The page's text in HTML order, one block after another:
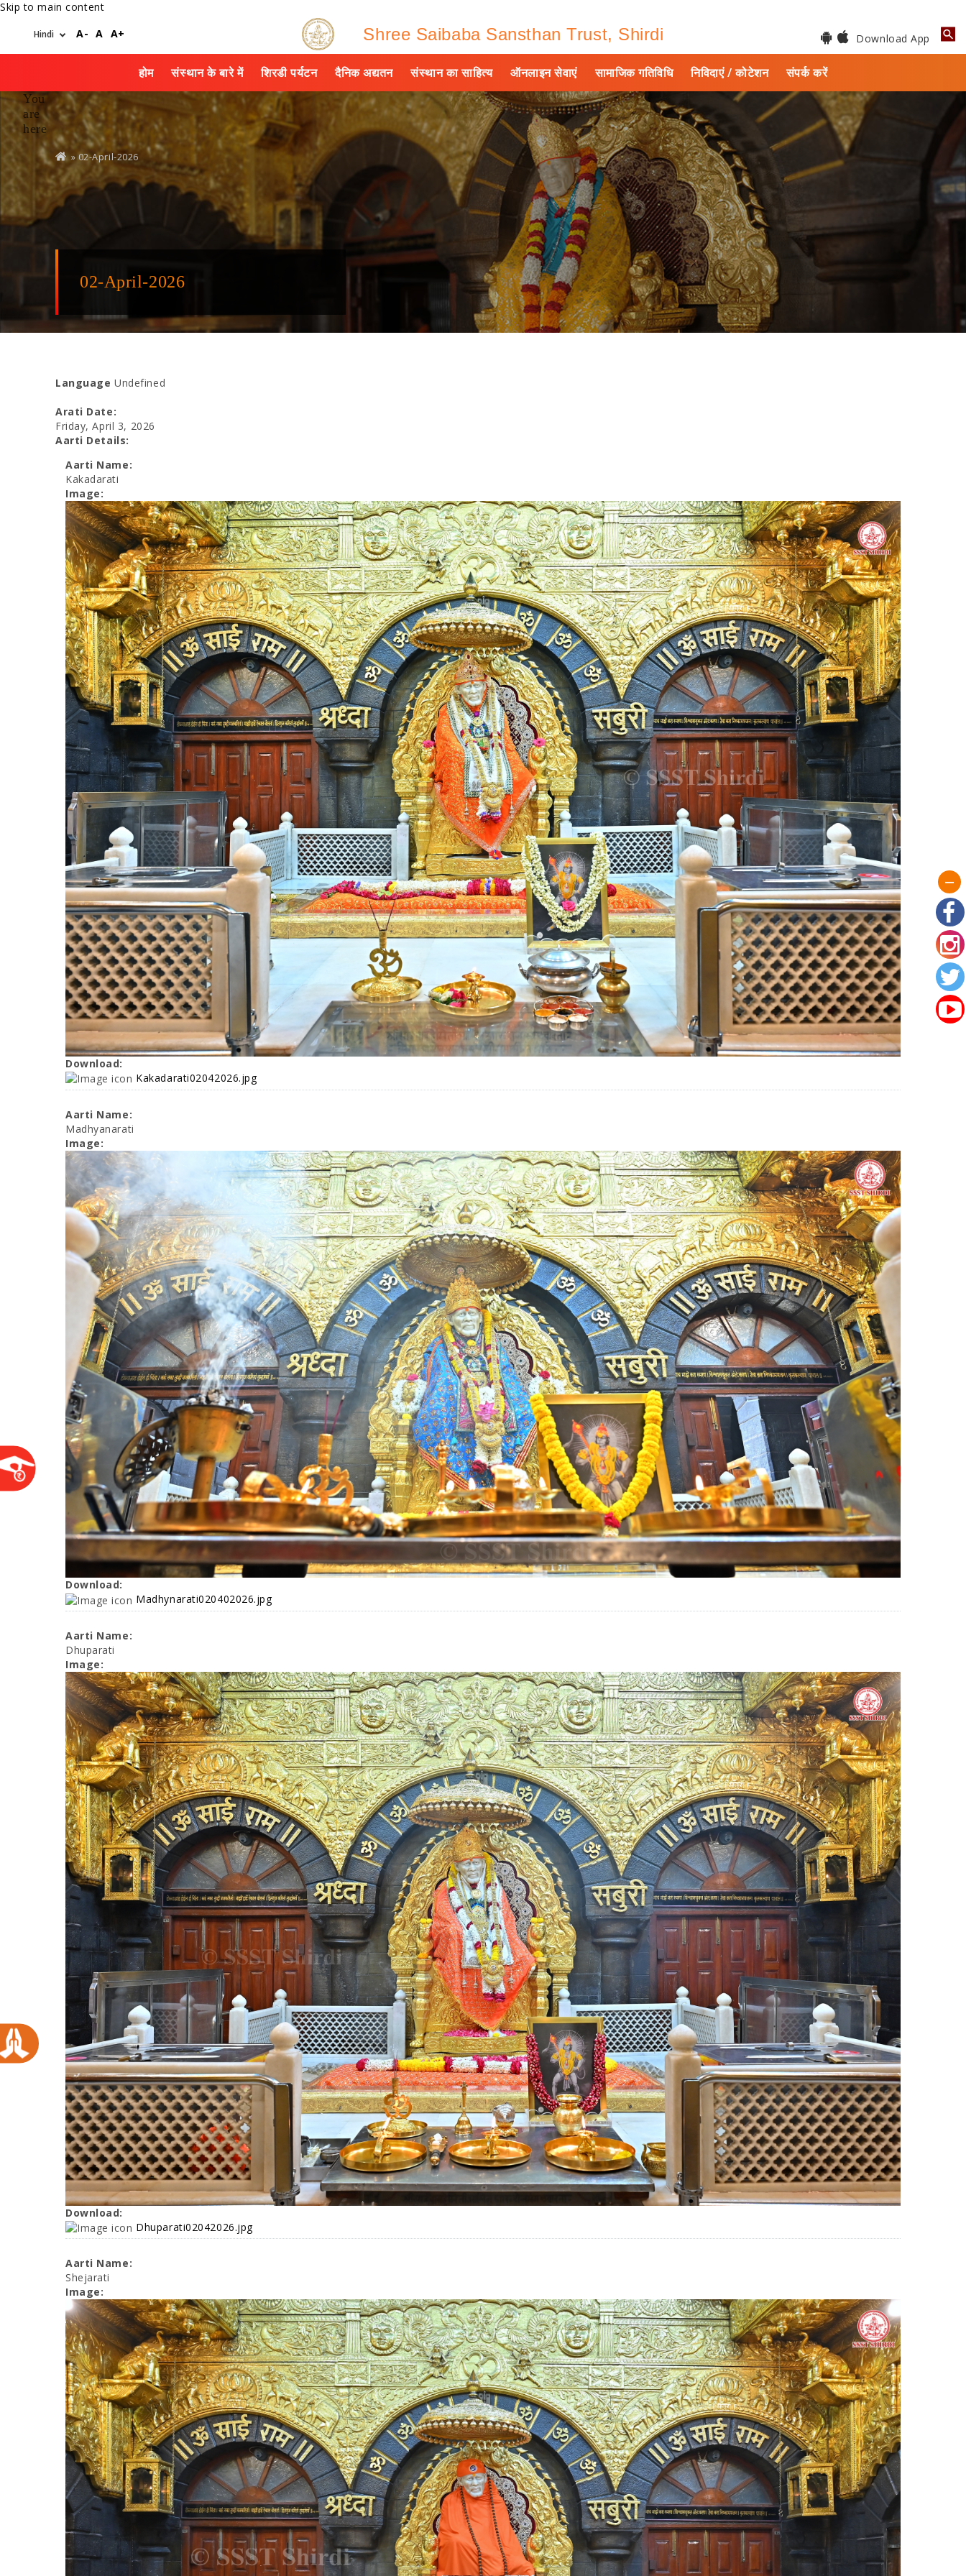
Skip to main content
A- A A+ Shree Saibaba Sansthan Trust, Shirdi Download App
होम संस्थान के बारे में शिरडी पर्यटन दैनिक अद्यतन संस्थान का साहित्य ऑनलाइन सेवाएं सामाजिक गतिविधि निविदाएं / कोटेशन संपर्क करें
You
are
here
» 02-April-2026
02-April-2026
Language Undefined
Arati Date:
Friday, April 3, 2026
Aarti Details:
Aarti Name:
Kakadarati
Image:
Download:
Kakadarati02042026.jpg
Aarti Name:
Madhyanarati
Image:
Download:
Madhynarati020402026.jpg
Aarti Name:
Dhuparati
Image:
Download:
Dhuparati02042026.jpg
Aarti Name:
Shejarati
Image: